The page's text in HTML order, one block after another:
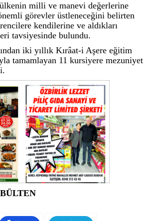
milli ve manevi değerlerine
görevler üstleneceğini belirten
kendilerine ve aldıkları
tavsiyesinde bulundu.
iki yıllık Kırâat-i Aşere eğitim
tamamlayan 11 kursiyere mezuniyet